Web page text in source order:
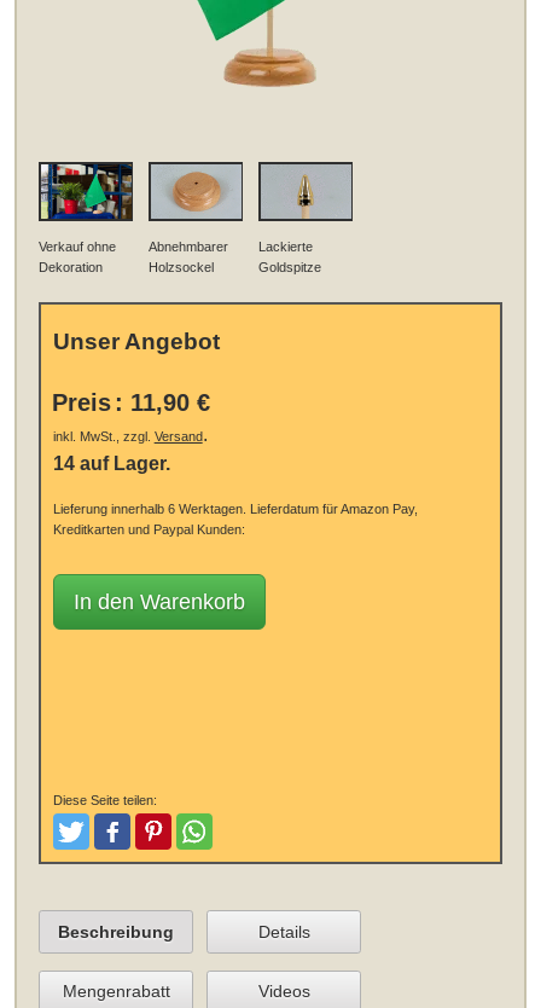
Verkauf ohne
Dekoration
Abnehmbarer
Holzsockel
Lackierte
Goldspitze
Unser Angebot
Preis : 11,90 €
inkl. MwSt., zzgl. Versand.
14 auf Lager.
Lieferung innerhalb 6 Werktagen.
Lieferdatum für Amazon Pay,
Kreditkarten und Paypal Kunden:
In den Warenkorb
Diese Seite teilen:
TweetenPostenPinterestTeilen
Beschreibung Details
Mengenrabatt Videos